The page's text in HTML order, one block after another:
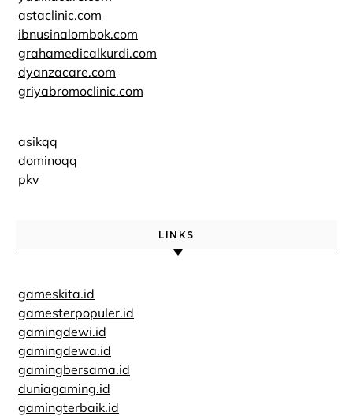
astaclinic.com
ibnusinalombok.com
grahamedicalkurdi.com
dyanzacare.com
griyabromoclinic.com
asikqq
dominoqq
pkv
LINKS
gameskita.id
gamesterpopuler.id
gamingdewi.id
gamingdewa.id
gamingbersama.id
duniagaming.id
gamingterbaik.id